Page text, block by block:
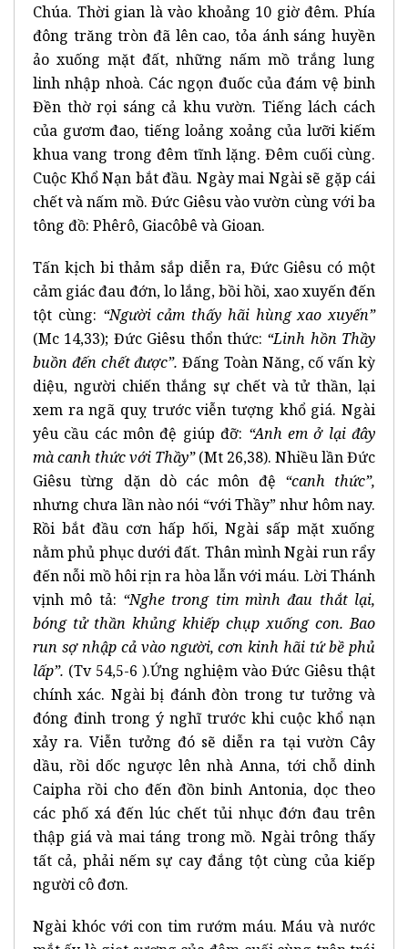
Chúa. Thời gian là vào khoảng 10 giờ đêm. Phía
đông trăng tròn đã lên cao, tỏa ánh sáng huyền
ảo xuống mặt đất, những nấm mồ trắng lung
linh nhập nhoà. Các ngọn đuốc của đám vệ binh
Đền thờ rọi sáng cả khu vườn. Tiếng lách cách
của gươm đao, tiếng loảng xoảng của lưỡi kiếm
khua vang trong đêm tĩnh lặng. Đêm cuối cùng.
Cuộc Khổ Nạn bắt đầu. Ngày mai Ngài sẽ gặp cái
chết và nấm mồ. Đức Giêsu vào vườn cùng với ba
tông đồ: Phêrô, Giacôbê và Gioan.
Tấn kịch bi thảm sắp diễn ra, Đức Giêsu có một
cảm giác đau đớn, lo lắng, bồi hồi, xao xuyến đến
tột cùng: “Người cảm thấy hãi hùng xao xuyến”
(Mc 14,33); Đức Giêsu thổn thức: “Linh hồn Thầy
buồn đến chết được”. Đấng Toàn Năng, cố vấn kỳ
diệu, người chiến thắng sự chết và tử thần, lại
xem ra ngã quỵ trước viễn tượng khổ giá. Ngài
yêu cầu các môn đệ giúp đỡ: “Anh em ở lại đây
mà canh thức với Thầy”(Mt 26,38). Nhiều lần Đức
Giêsu từng dặn dò các môn đệ “canh thức”,
nhưng chưa lần nào nói “với Thầy” như hôm nay.
Rồi bắt đầu cơn hấp hối, Ngài sấp mặt xuống
nằm phủ phục dưới đất. Thân mình Ngài run rẩy
đến nỗi mồ hôi rịn ra hòa lẫn với máu. Lời Thánh
vịnh mô tả: “Nghe trong tim mình đau thắt lại,
bóng tử thần khủng khiếp chụp xuống con. Bao
run sợ nhập cả vào người, cơn kinh hãi tứ bề phủ
lấp”. (Tv 54,5-6 ).Ứng nghiệm vào Đức Giêsu thật
chính xác. Ngài bị đánh đòn trong tư tưởng và
đóng đinh trong ý nghĩ trước khi cuộc khổ nạn
xảy ra. Viễn tưởng đó sẽ diễn ra tại vườn Cây
dầu, rồi dốc ngược lên nhà Anna, tới chỗ dinh
Caipha rồi cho đến đồn binh Antonia, dọc theo
các phố xá đến lúc chết tủi nhục đớn đau trên
thập giá và mai táng trong mồ. Ngài trông thấy
tất cả, phải nếm sự cay đắng tột cùng của kiếp
người cô đơn.
Ngài khóc với con tim rướm máu. Máu và nước